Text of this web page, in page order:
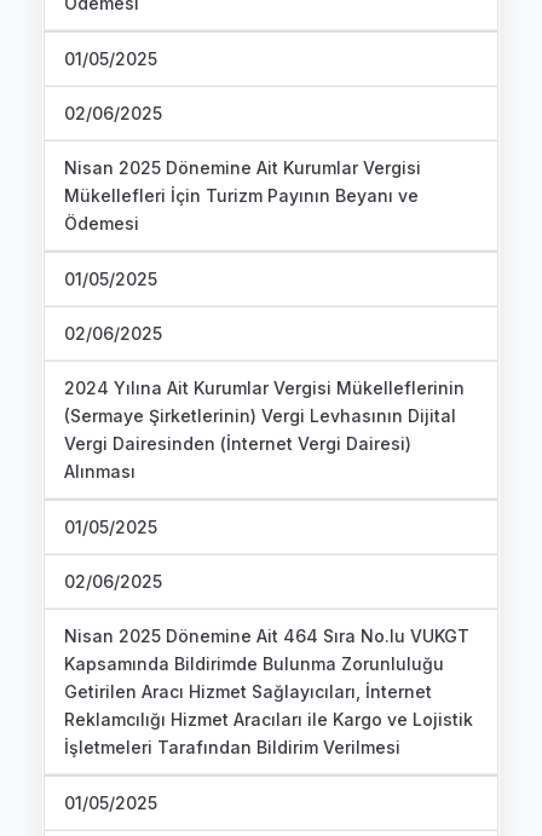
01/05/2025
02/06/2025
Nisan 2025 Dönemine Ait Kurumlar Vergisi
Mükellefleri İçin Turizm Payının Beyanı ve
Ödemesi
01/05/2025
02/06/2025
2024 Yılına Ait Kurumlar Vergisi Mükelleflerinin
(Sermaye Şirketlerinin) Vergi Levhasının Dijital
Vergi Dairesinden (İnternet Vergi Dairesi)
Alınması
01/05/2025
02/06/2025
Nisan 2025 Dönemine Ait 464 Sıra No.lu VUKGT
Kapsamında Bildirimde Bulunma Zorunluluğu
Getirilen Aracı Hizmet Sağlayıcıları, İnternet
Reklamcılığı Hizmet Aracıları ile Kargo ve Lojistik
İşletmeleri Tarafından Bildirim Verilmesi
01/05/2025